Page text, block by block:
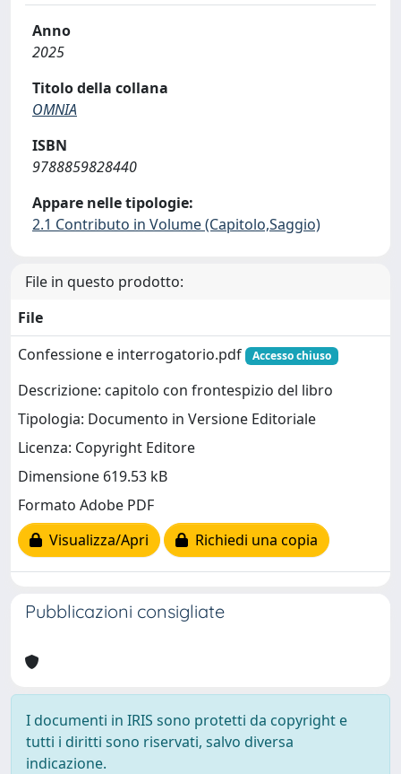
Anno
2025
Titolo della collana
OMNIA
ISBN
9788859828440
Appare nelle tipologie:
2.1 Contributo in Volume (Capitolo,Saggio)
File in questo prodotto:
File
Confessione e interrogatorio.pdf
Accesso chiuso
Descrizione: capitolo con frontespizio del libro
Tipologia: Documento in Versione Editoriale
Licenza: Copyright Editore
Dimensione 619.53 kB
Formato Adobe PDF
Visualizza/Apri
Richiedi una copia
Pubblicazioni consigliate
I documenti in IRIS sono protetti da copyright e
tutti i diritti sono riservati, salvo diversa
indicazione.